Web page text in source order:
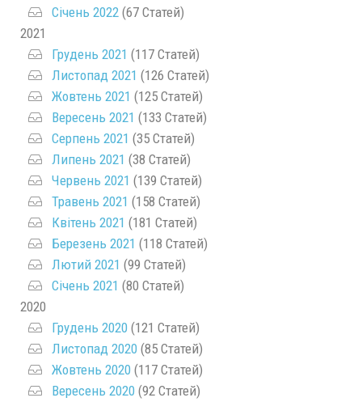
Січень 2022 (67 Статей)
2021
Грудень 2021 (117 Статей)
Листопад 2021 (126 Статей)
Жовтень 2021 (125 Статей)
Вересень 2021 (133 Статей)
Серпень 2021 (35 Статей)
Липень 2021 (38 Статей)
Червень 2021 (139 Статей)
Травень 2021 (158 Статей)
Квітень 2021 (181 Статей)
Березень 2021 (118 Статей)
Лютий 2021 (99 Статей)
Січень 2021 (80 Статей)
2020
Грудень 2020 (121 Статей)
Листопад 2020 (85 Статей)
Жовтень 2020 (117 Статей)
Вересень 2020 (92 Статей)